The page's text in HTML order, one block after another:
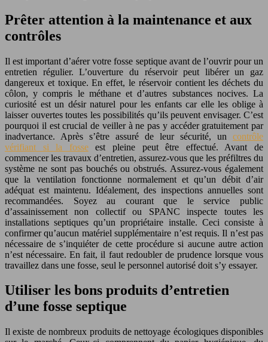
Prêter attention à la maintenance et aux
contrôles
Il est important d’aérer votre fosse septique avant de l’ouvrir pour un
entretien régulier. L’ouverture du réservoir peut libérer un gaz
dangereux et toxique. En effet, le réservoir contient les déchets du
côlon, y compris le méthane et d’autres substances nocives. La
curiosité est un désir naturel pour les enfants car elle les oblige à
laisser ouvertes toutes les possibilités qu’ils peuvent envisager. C’est
pourquoi il est crucial de veiller à ne pas y accéder gratuitement par
inadvertance. Après s’être assuré de leur sécurité, un contrôle
vérifiant si la fosseest pleine peut être effectué. Avant de
commencer les travaux d’entretien, assurez-vous que les préfiltres du
système ne sont pas bouchés ou obstrués. Assurez-vous également
que la ventilation fonctionne normalement et qu’un débit d’air
adéquat est maintenu. Idéalement, des inspections annuelles sont
recommandées. Soyez au courant que le service public
d’assainissement non collectif ou SPANC inspecte toutes les
installations septiques qu’un propriétaire installe. Ceci consiste à
confirmer qu’aucun matériel supplémentaire n’est requis. Il n’est pas
nécessaire de s’inquiéter de cette procédure si aucune autre action
n’est nécessaire. En fait, il faut redoubler de prudence lorsque vous
travaillez dans une fosse, seul le personnel autorisé doit s’y essayer.
Utiliser les bons produits d’entretien
d’une fosse septique
Il existe de nombreux produits de nettoyage écologiques disponibles